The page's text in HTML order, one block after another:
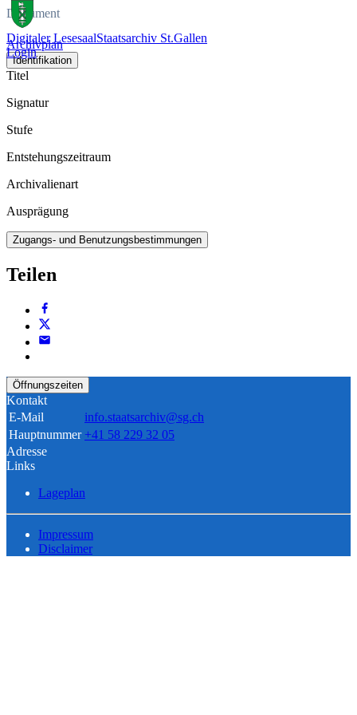
Digitaler LesesaalStaatsarchiv St.Gallen
Login
Dokument
Archivplan
Identifikation
Titel
Signatur
Stufe
Entstehungszeitraum
Archivalienart
Ausprägung
Zugangs- und Benutzungsbestimmungen
Teilen
Öffnungszeiten
Kontakt
E-Mail
info.staatsarchiv@sg.ch
Hauptnummer +41 58 229 32 05
Adresse
Links
Lageplan
Impressum
Disclaimer